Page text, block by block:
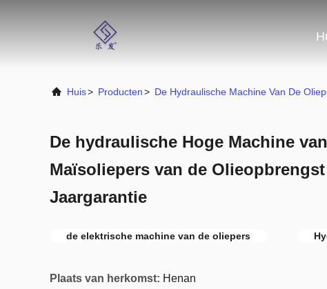
Huis> Producten> De Hydraulische Machine Van De
De hydraulische Hoge Machine
Maïsoliepers van de
Jaargarantie
de elektrische machine van de oliepers
Plaats van herkomst: Henan